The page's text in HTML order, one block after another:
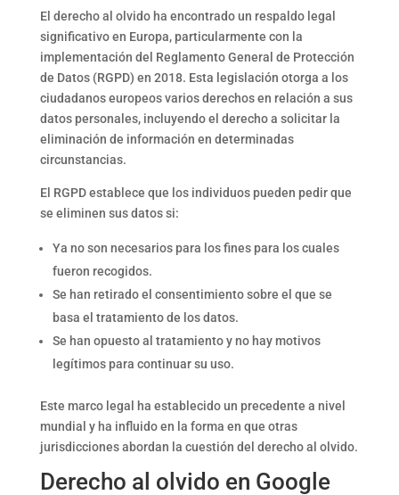
El derecho al olvido ha encontrado un respaldo legal
significativo en Europa, particularmente con la
implementación del Reglamento General de Protección
de Datos (RGPD) en 2018. Esta legislación otorga a los
ciudadanos europeos varios derechos en relación a sus
datos personales, incluyendo el derecho a solicitar la
eliminación de información en determinadas
circunstancias.
El RGPD establece que los individuos pueden pedir que
se eliminen sus datos si:
Ya no son necesarios para los fines para los cuales
fueron recogidos.
Se han retirado el consentimiento sobre el que se
basa el tratamiento de los datos.
Se han opuesto al tratamiento y no hay motivos
legítimos para continuar su uso.
Este marco legal ha establecido un precedente a nivel
mundial y ha influido en la forma en que otras
jurisdicciones abordan la cuestión del derecho al olvido.
Derecho al olvido en Google